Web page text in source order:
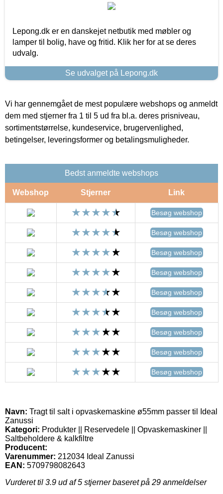
Lepong.dk er en danskejet netbutik med møbler og
lamper til bolig, have og fritid. Klik her for at se deres
udvalg.
Se udvalget på Lepong.dk
Vi har gennemgået de mest populære webshops og anmeldt
dem med stjerner fra 1 til 5 ud fra bl.a. deres prisniveau,
sortimentstørrelse, kundeservice, brugervenlighed,
betingelser, leveringsformer og betalingsmuligheder.
Bedst anmeldte webshops
Webshop Stjerner Link
Besøg webshop
Besøg webshop
Besøg webshop
Besøg webshop
Besøg webshop
Besøg webshop
Besøg webshop
Besøg webshop
Besøg webshop
Navn: Tragt til salt i opvaskemaskine ø55mm passer til Ideal
Zanussi
Kategori: Produkter || Reservedele || Opvaskemaskiner ||
Saltbeholdere & kalkfiltre
Producent:
Varenummer: 212034 Ideal Zanussi
EAN: 5709798082643
Vurderet til 3.9 ud af 5 stjerner baseret på 29 anmeldelser